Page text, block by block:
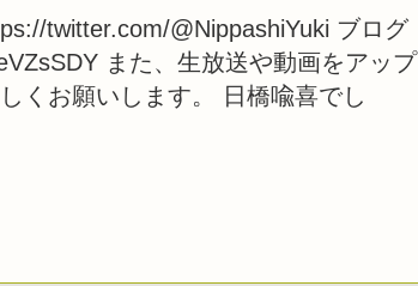
twitter.com/@NippashiYuki ブログ
また、生放送や動画をアップ
くお願いします。 日橋喩喜でし